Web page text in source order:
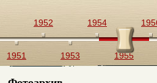
1951
1952
1953
1954
1955